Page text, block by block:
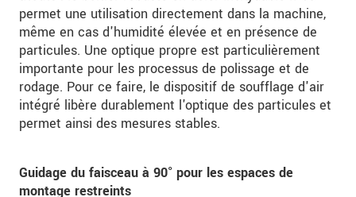
permet une utilisation directement dans la machine,
même en cas d'humidité élevée et en présence de
particules. Une optique propre est particulièrement
importante pour les processus de polissage et de
rodage. Pour ce faire, le dispositif de soufflage d'air
intégré libère durablement l'optique des particules et
permet ainsi des mesures stables.
Guidage du faisceau à 90° pour les espaces de
montage restreints